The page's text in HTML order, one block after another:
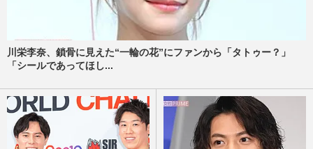
川栄李奈、鎖骨に見えた“一輪の花”にファンから「タトゥー？」
「シールであってほし...